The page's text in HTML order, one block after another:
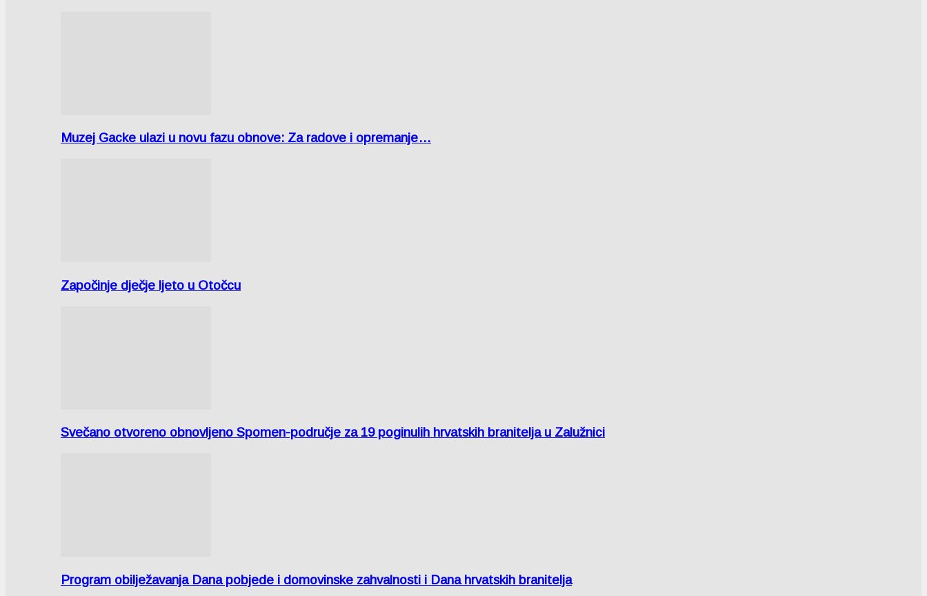
Muzej Gacke ulazi u novu fazu obnove: Za radove i opremanje…
Započinje dječje ljeto u Otočcu
Svečano otvoreno obnovljeno Spomen-područje za 19 poginulih hrvatskih branitelja u Zalužnici
Program obilježavanja Dana pobjede i domovinske zahvalnosti i Dana hrvatskih branitelja